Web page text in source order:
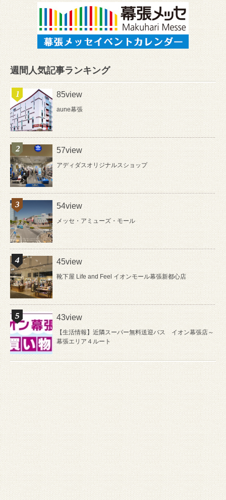
週間人気記事ランキング
85view
aune幕張
57view
アディダスオリジナルスショップ
54view
メッセ・アミューズ・モール
45view
靴下屋 Life and Feel イオンモール幕張新都心店
43view
【生活情報】近隣スーパー無料送迎バス イオン幕張店～
幕張エリア４ルート